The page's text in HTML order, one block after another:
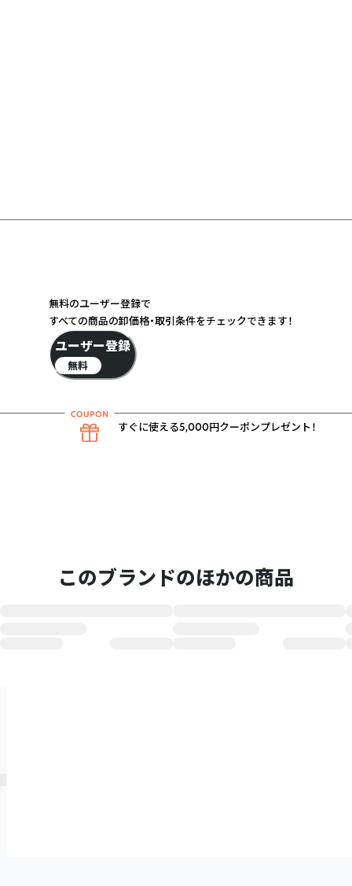
このブランドのほかの商品
無料のユーザー登録で
すべての商品の卸価格・取引条件をチェックできます！
ユーザー登録
無料
すぐに使える5,000円クーポンプレゼント！